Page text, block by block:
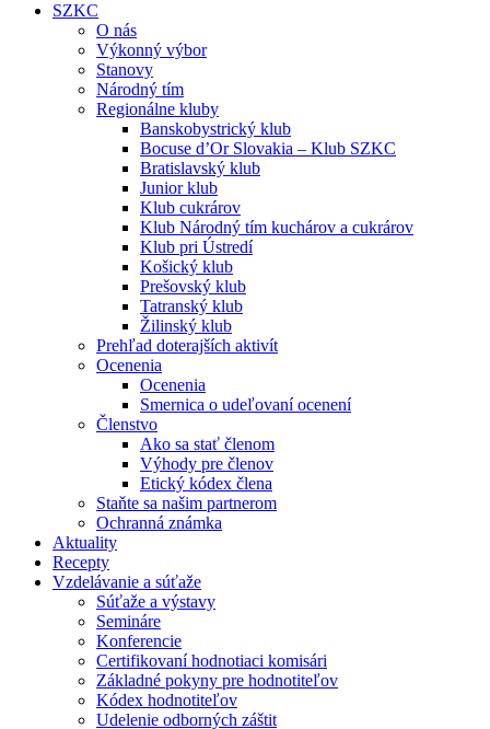
SZKC
O nás
Výkonný výbor
Stanovy
Národný tím
Regionálne kluby
Banskobystrický klub
Bocuse d’Or Slovakia – Klub SZKC
Bratislavský klub
Junior klub
Klub cukrárov
Klub Národný tím kuchárov a cukrárov
Klub pri Ústredí
Košický klub
Prešovský klub
Tatranský klub
Žilinský klub
Prehľad doterajších aktivít
Ocenenia
Ocenenia
Smernica o udeľovaní ocenení
Členstvo
Ako sa stať členom
Výhody pre členov
Etický kódex člena
Staňte sa našim partnerom
Ochranná známka
Aktuality
Recepty
Vzdelávanie a súťaže
Súťaže a výstavy
Semináre
Konferencie
Certifikovaní hodnotiaci komisári
Základné pokyny pre hodnotiteľov
Kódex hodnotiteľov
Udelenie odborných záštit